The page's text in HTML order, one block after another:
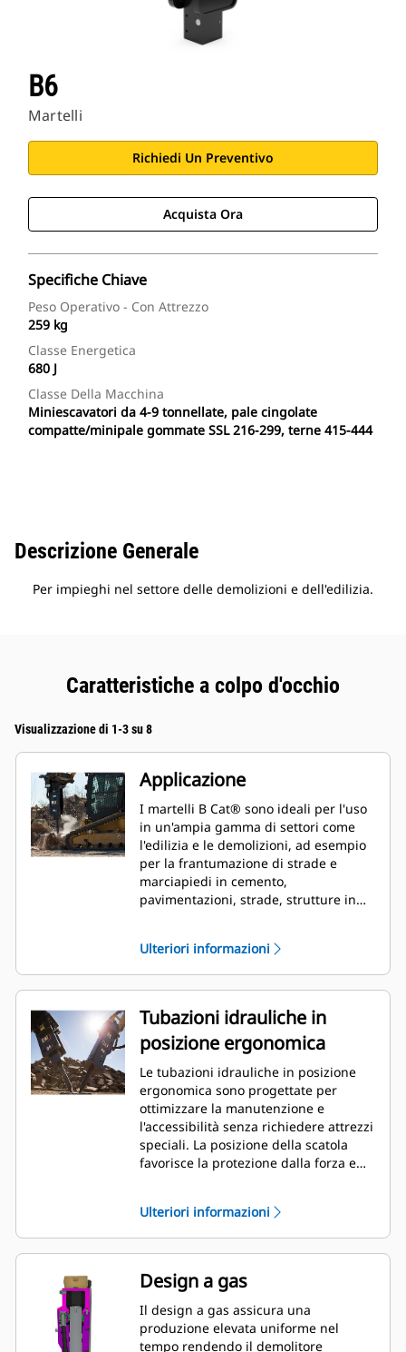
B6
Martelli
Richiedi Un Preventivo
Acquista Ora
Specifiche Chiave
Peso Operativo - Con Attrezzo
259 kg
Classe Energetica
680 J
Classe Della Macchina
Miniescavatori da 4-9 tonnellate, pale cingolate
compatte/minipale gommate SSL 216-299, terne 415-444
Descrizione Generale
Per impieghi nel settore delle demolizioni e dell'edilizia.
Caratteristiche a colpo d'occhio
Visualizzazione di 1-3 su 8
Applicazione
I martelli B Cat® sono ideali per l'uso
in un'ampia gamma di settori come
l'edilizia e le demolizioni, ad esempio
per la frantumazione di strade e
marciapiedi in cemento,
pavimentazioni, strade, strutture in
congelate per la riparazione delle
utenze.
Ulteriori informazioni
Tubazioni idrauliche in
posizione ergonomica
Le tubazioni idrauliche in posizione
ergonomica sono progettate per
ottimizzare la manutenzione e
l'accessibilità senza richiedere attrezzi
speciali. La posizione della scatola
favorisce la protezione dalla forza e
tubazioni idrauliche e la pressione
lato testa posteriore possono essere
verificate e caricate mentre il
demolitore viene montato sulla
macchina, consentendo il
monitoraggio rapido delle condizioni
dello stesso.
Ulteriori informazioni
Design a gas
Il design a gas assicura una
produzione elevata uniforme nel
tempo rendendo il demolitore